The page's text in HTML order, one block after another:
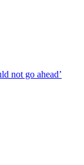
not go ahead’